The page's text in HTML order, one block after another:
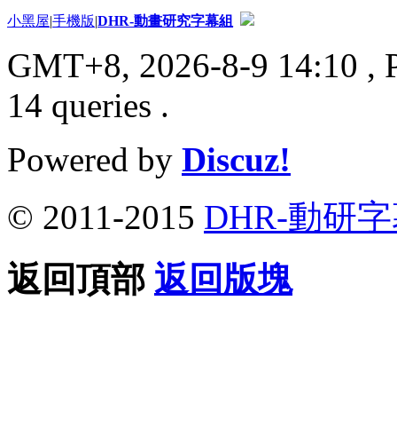
小黑屋|手機版|DHR-動畫研究字幕組
GMT+8, 2026-8-9 14:10 ,
14 queries .
Powered by Discuz!
© 2011-2015 DHR-動研
返回頂部 返回版塊